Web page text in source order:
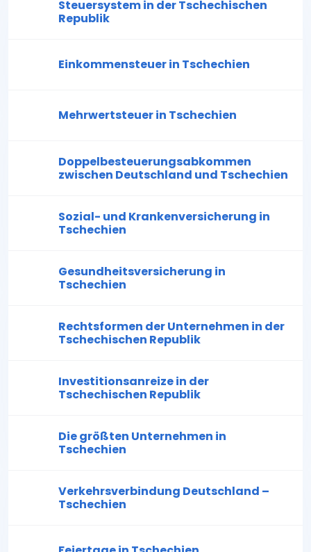
Steuersystem in der Tschechischen
Republik
Einkommensteuer in Tschechien
Mehrwertsteuer in Tschechien
Doppelbesteuerungsabkommen
zwischen Deutschland und Tschechien
Sozial- und Krankenversicherung in
Tschechien
Gesundheitsversicherung in
Tschechien
Rechtsformen der Unternehmen in der
Tschechischen Republik
Investitionsanreize in der
Tschechischen Republik
Die größten Unternehmen in
Tschechien
Verkehrsverbindung Deutschland –
Tschechien